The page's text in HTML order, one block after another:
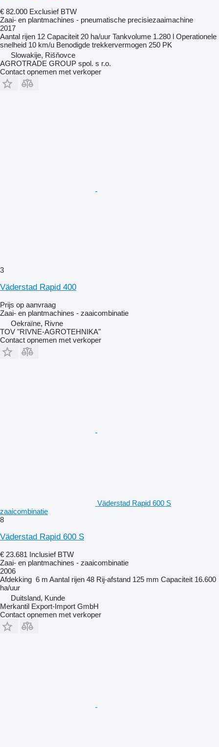
€ 82.000 Exclusief BTW
Zaai- en plantmachines - pneumatische precisiezaaimachine
2017
Aantal rijen 12 Capaciteit 20 ha/uur Tankvolume 1.280 l Operationele
snelheid 10 km/u Benodigde trekkervermogen 250 PK
Slowakije, Rišňovce
AGROTRADE GROUP spol. s r.o.
Contact opnemen met verkoper
3
Väderstad Rapid 400
Prijs op aanvraag
Zaai- en plantmachines - zaaicombinatie
Oekraïne, Rivne
TOV "RIVNE-AGROTEHNIKA"
Contact opnemen met verkoper
Väderstad Rapid 600 S
zaaicombinatie
8
Väderstad Rapid 600 S
€ 23.681 Inclusief BTW
Zaai- en plantmachines - zaaicombinatie
2006
Afdekking 6 m Aantal rijen 48 Rij-afstand 125 mm Capaciteit 16.600
ha/uur
Duitsland, Kunde
Merkantil Export-Import GmbH
Contact opnemen met verkoper